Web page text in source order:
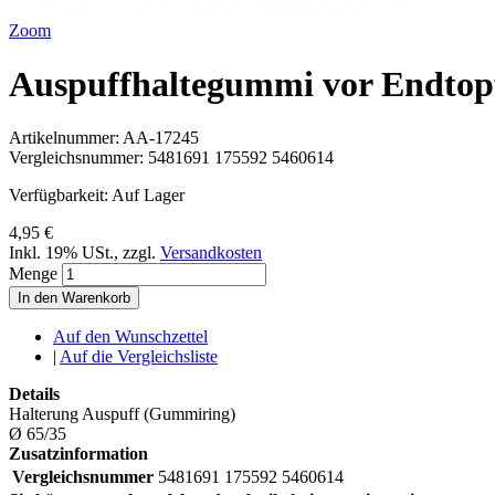
Zoom
Auspuffhaltegummi vor
Artikelnummer: AA-17245
Vergleichsnummer: 5481691 175592 5460614
Verfügbarkeit: Auf Lager
4,95 €
Inkl. 19% USt., zzgl. Versandkosten
Menge
In den Warenkorb
Auf den Wunschzettel
| Auf die Vergleichsliste
Details
Halterung Auspuff (Gummiring)
Ø 65/35
Zusatzinformation
Vergleichsnummer 5481691 175592 5460614